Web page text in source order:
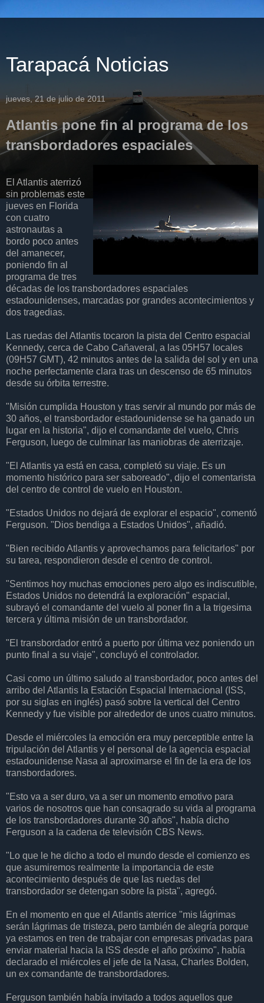
Tarapacá Noticias
jueves, 21 de julio de 2011
Atlantis pone fin al programa de los
transbordadores espaciales
El Atlantis aterrizó
sin problemas este
jueves en Florida
con cuatro
astronautas a
bordo poco antes
del amanecer,
poniendo fin al
programa de tres
décadas de los transbordadores espaciales
estadounidenses, marcadas por grandes acontecimientos y
dos tragedias.
Las ruedas del Atlantis tocaron la pista del Centro espacial
Kennedy, cerca de Cabo Cañaveral, a las 05H57 locales
(09H57 GMT), 42 minutos antes de la salida del sol y en una
noche perfectamente clara tras un descenso de 65 minutos
desde su órbita terrestre.
"Misión cumplida Houston y tras servir al mundo por más de
30 años, el transbordador estadounidense se ha ganado un
lugar en la historia", dijo el comandante del vuelo, Chris
Ferguson, luego de culminar las maniobras de aterrizaje.
"El Atlantis ya está en casa, completó su viaje. Es un
momento histórico para ser saboreado", dijo el comentarista
del centro de control de vuelo en Houston.
"Estados Unidos no dejará de explorar el espacio", comentó
Ferguson. "Dios bendiga a Estados Unidos", añadió.
"Bien recibido Atlantis y aprovechamos para felicitarlos" por
su tarea, respondieron desde el centro de control.
"Sentimos hoy muchas emociones pero algo es indiscutible,
Estados Unidos no detendrá la exploración" espacial,
subrayó el comandante del vuelo al poner fin a la trigesima
tercera y última misión de un transbordador.
"El transbordador entró a puerto por última vez poniendo un
punto final a su viaje", concluyó el controlador.
Casi como un último saludo al transbordador, poco antes del
arribo del Atlantis la Estación Espacial Internacional (ISS,
por su siglas en inglés) pasó sobre la vertical del Centro
Kennedy y fue visible por alrededor de unos cuatro minutos.
Desde el miércoles la emoción era muy perceptible entre la
tripulación del Atlantis y el personal de la agencia espacial
estadounidense Nasa al aproximarse el fin de la era de los
transbordadores.
"Esto va a ser duro, va a ser un momento emotivo para
varios de nosotros que han consagrado su vida al programa
de los transbordadores durante 30 años", había dicho
Ferguson a la cadena de televisión CBS News.
"Lo que le he dicho a todo el mundo desde el comienzo es
que asumiremos realmente la importancia de este
acontecimiento después de que las ruedas del
transbordador se detengan sobre la pista", agregó.
En el momento en que el Atlantis aterrice "mis lágrimas
serán lágrimas de tristeza, pero también de alegría porque
ya estamos en tren de trabajar con empresas privadas para
enviar material hacia la ISS desde el año próximo", había
declarado el miércoles el jefe de la Nasa, Charles Bolden,
un ex comandante de transbordadores.
Ferguson también había invitado a todos aquellos que